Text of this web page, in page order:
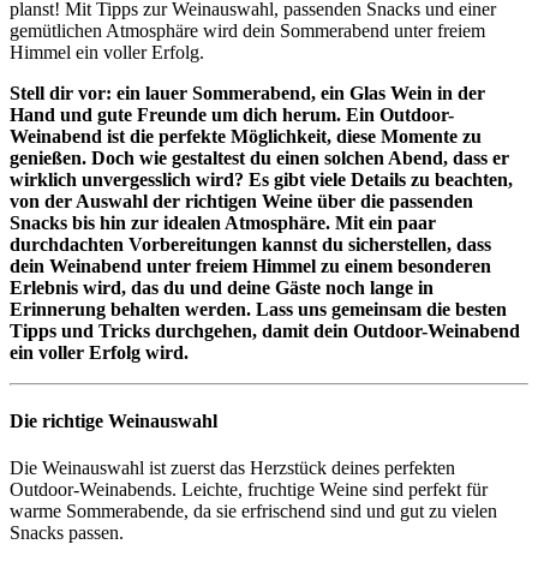
Stell dir vor: ein lauer Sommerabend, ein Glas Wein in der
Hand und gute Freunde um dich herum. Ein Outdoor-
Weinabend ist die perfekte Möglichkeit, diese Momente zu
genießen. Doch wie gestaltest du einen solchen Abend, dass er
wirklich unvergesslich wird? Es gibt viele Details zu beachten,
von der Auswahl der richtigen Weine über die passenden
Snacks bis hin zur idealen Atmosphäre. Mit ein paar
durchdachten Vorbereitungen kannst du sicherstellen, dass
dein Weinabend unter freiem Himmel zu einem besonderen
Erlebnis wird, das du und deine Gäste noch lange in
Erinnerung behalten werden. Lass uns gemeinsam die besten
Tipps und Tricks durchgehen, damit dein Outdoor-Weinabend
ein voller Erfolg wird.
Die richtige Weinauswahl
Die Weinauswahl ist zuerst das Herzstück deines perfekten
Outdoor-Weinabends. Leichte, fruchtige Weine sind perfekt für
warme Sommerabende, da sie erfrischend sind und gut zu vielen
Snacks passen.